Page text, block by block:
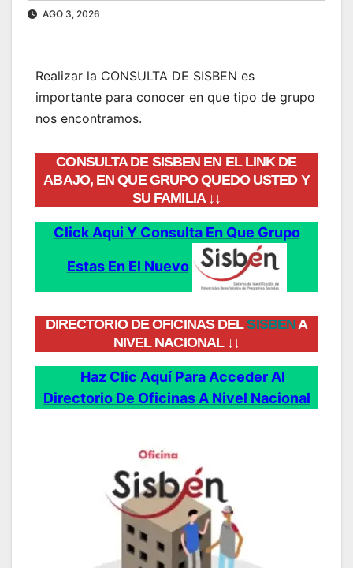
AGO 3, 2026
Realizar la CONSULTA DE SISBEN es
importante para conocer en que tipo de grupo
nos encontramos.
CONSULTA DE SISBEN EN EL LINK DE
ABAJO, EN QUE GRUPO QUEDO USTED Y
SU FAMILIA ↓↓
Click Aqui Y Consulta En Que Grupo
Estas En El Nuevo
DIRECTORIO DE OFICINAS DELSISBEN A
NIVEL NACIONAL ↓↓
Haz Clic Aquí Para Acceder Al
Directorio De Oficinas A Nivel Nacional